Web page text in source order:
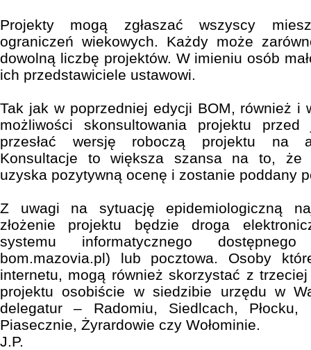
Projekty mogą zgłaszać wszyscy
ograniczeń wiekowych. Każdy może
dowolną liczbę projektów. W imieniu osób
ich przedstawiciele ustawowi.
Tak jak w poprzedniej edycji BOM, również i
możliwości skonsultowania projektu przed
przesłać wersję roboczą projektu na
Konsultacje to większa szansa na to, że
uzyska pozytywną ocenę i zostanie poddany
Z uwagi na sytuację epidemiologiczną
złożenie projektu będzie droga
systemu informatycznego
bom.mazovia.pl) lub pocztowa. Osoby
internetu, mogą również skorzystać z
projektu osobiście w siedzibie urzędu w
delegatur – Radomiu, Siedlcach, Płocku,
Piasecznie, Żyrardowie czy Wołominie.
J.P.